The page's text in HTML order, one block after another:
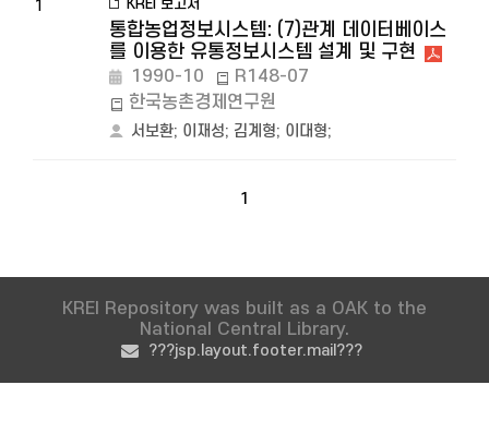
1 KREI 보고서
통합농업정보시스템: (7)관계 데이터베이스
를 이용한 유통정보시스템 설계 및 구현
1990-10
R148-07
한국농촌경제연구원
서보환; 이재성; 김계형; 이대형;
1
KREI Repository was built as a OAK to the
National Central Library.
???jsp.layout.footer.mail???